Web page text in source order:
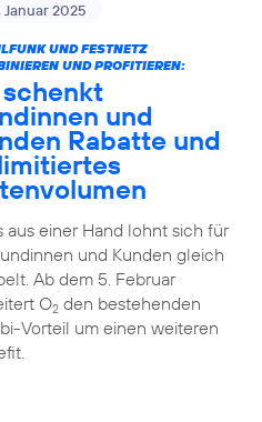
Januar 2025
UND FESTNETZ
UND PROFITIEREN:
schenkt
und
Rabatte und
aus einer Hand lohnt sich für
und Kunden gleich
Ab dem 5. Februar
O2den bestehenden
Vorteil um einen weiteren